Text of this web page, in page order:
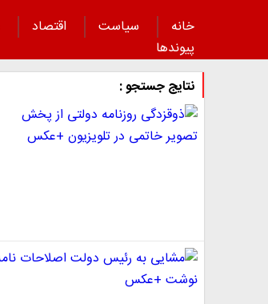
خانه سیاست اقتصاد
پیوند‌ها
نتایج جستجو :